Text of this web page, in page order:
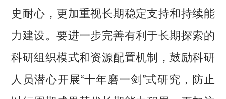
史耐心，更加重视长期稳定支持和持续能
力建设。要进一步完善有利于长期探索的
科研组织模式和资源配置机制，鼓励科研
人员潜心开展“十年磨一剑”式研究，防止